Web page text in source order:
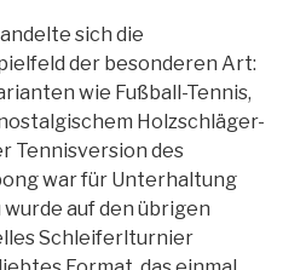
sich die
der besonderen Art:
wie Fußball-Tennis,
Holzschläger-
Tennisversion des
war für Unterhaltung
auf den übrigen
Schleiferlturnier